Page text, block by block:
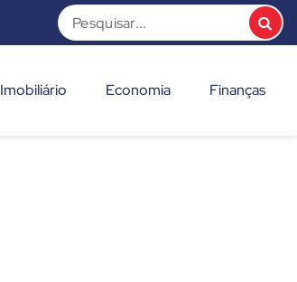
Imobiliário Economia Finanças